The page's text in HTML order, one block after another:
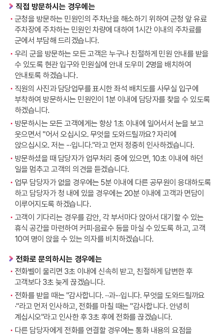
직접 방문하시는 경우에는
군청을 방문하는 민원인의 주차난을 해소하기 위하여 군청 앞 유료
주차장에 주차하는 민원인 차량에 대하여 1시간 이내의 주차료를
군에서 부담해 드리겠습니다.
우리 군을 방문하는 모든 고객은 누구나 친절하게 민원 안내를 받을
수 있도록 현관 입구와 민원실에 안내 도우미 2명을 배치하여
안내토록 하겠습니다.
직원의 사진과 담당업무를 표시한 좌석 배치도를 사무실 입구에
부착하여 방문하시는 민원인이 1분 이내에 담당자를 찾을 수 있도록
하겠습니다.
방문하시는 모든 고객에게는 항상 1초 이내에 일어서서 눈을 보고
웃으면서 "어서 오십시오. 무엇을 도와드릴까요? 자리에
앉으십시오. 저는 ···입니다."라고 먼저 정중히 인사하겠습니다.
방문하셨을 때 담당자가 업무처리 중에 있으면, 10초 이내에 하던
일을 멈추고 고객의 의견을 듣겠습니다.
업무 담당자가 없을 경우에는 5분 이내에 다른 공무원이 응대하도록
하고 담당자가 청 내에 있을 경우에는 20분 이내에 고객과 면담이
이루어지도록 하겠습니다.
고객이 기다리는 경우를 감안, 각 부서마다 앉아서 대기할 수 있는
휴식 공간을 마련하여 커피·음료수 등을 마실 수 있도록 하고, 고객
10여 명이 앉을 수 있는 의자를 비치하겠습니다.
전화로 문의하시는 경우에는
전화벨이 울리면 3초 이내에 신속히 받고, 친절하게 답변한 후
고객보다 3초 늦게 끊겠습니다.
전화를 받을 때는 "감사합니다. ··과···입니다. 무엇을 도와드릴까요
·"라고 먼저 인사하고, 전화를 마칠 때는 "감사합니다. 안녕히
계십시오"라고 인사한 후 3초 후에 전화를 끊겠습니다.
다른 담당자에게 전화를 연결할 경우에는 통화 내용의 요점을